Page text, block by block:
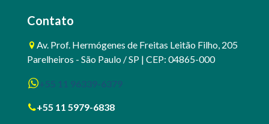
Contato
Av. Prof. Hermógenes de Freitas Leitão Filho, 205
Parelheiros - São Paulo / SP | CEP: 04865-000
+55 11 96339-6379
+55 11 5979-6838